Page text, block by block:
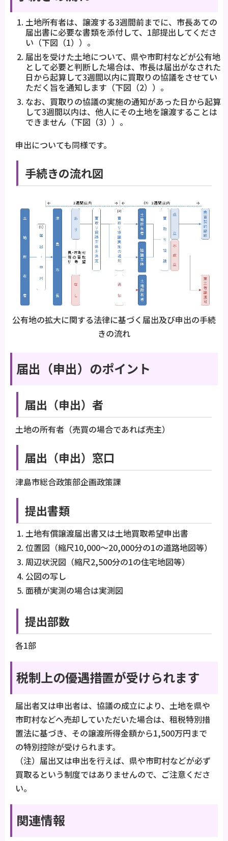
土地所有者は、譲渡する3週間前までに、市長あての
届出書に必要な書類を添付して、1部提出してくださ
い（下図（1））。
届出を受けた土地について、県や市町村などが公有地
として必要と判断した場合は、市長は届出がなされた
日から起算して3週間以内に買取りの協議をさせてい
ただく旨を通知します（下図（2））。
なお、買取りの協議の実施の通知があった日から起算
して3週間以内は、他人にその土地を譲渡することは
できません（下図（3））。
申出についても同様です。
手続きの流れ図
公有地の拡大に関する法律に基づく届出及び申出の手続
きの流れ
届出（申出）のポイント
届出（申出）者
土地の所有者（売買の場合であれば売主）
届出（申出）窓口
津島市総合政策部企画政策課
提出書類
土地有償譲渡届出書又は土地買取希望申出書
位置図（縮尺10,000～20,000分の1の道路地図等）
周辺状況図（縮尺2,500分の1の住宅地図等）
公図の写し
面積が実測の場合は実測図
提出部数
各1部
税制上の優遇措置が受けられます
届出者又は申出者は、協議の成立により、土地を県や
市町村などへ売却していただいた場合は、租税特別措
置法に基づき、その譲渡所得金額から1,500万円まで
の特別控除が受けられます。
（注）届出又は申出を行えば、県や市町村などが必ず
買取るという制度ではありませんので、ご注意くださ
い。
関連情報